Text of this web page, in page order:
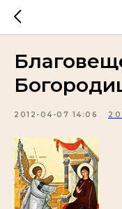
2012-04-07 14:06